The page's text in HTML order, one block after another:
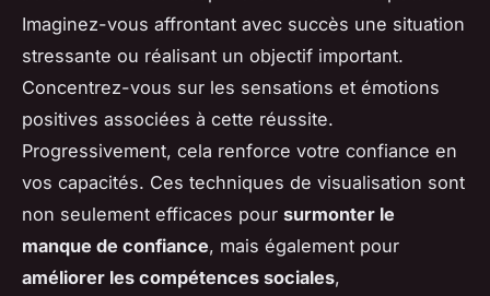
Imaginez-vous affrontant avec succès une situation
stressante ou réalisant un objectif important.
Concentrez-vous sur les sensations et émotions
positives associées à cette réussite.
Progressivement, cela renforce votre confiance en
vos capacités. Ces techniques de visualisation sont
non seulement efficaces pour surmonter le
manque de confiance, mais également pour
améliorer les compétences sociales,